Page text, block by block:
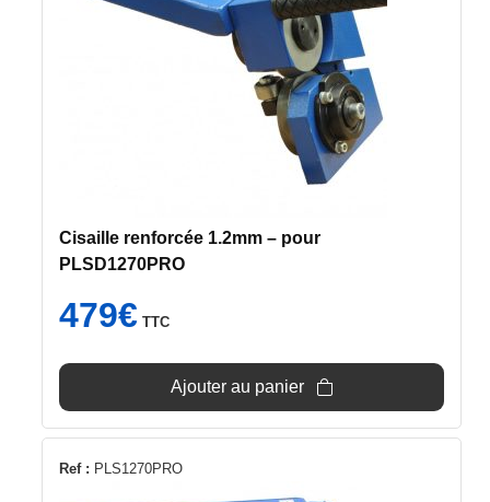
Cisaille renforcée 1.2mm – pour
PLSD1270PRO
479€ TTC
Ajouter au panier
Ref : PLS1270PRO